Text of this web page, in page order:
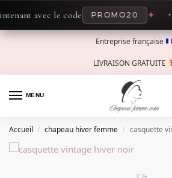
avec le code PROMO20 ✦
Entreprise française
LIVRAISON GRATUITE
MENU
Accueil / chapeau hiver femme / casquette